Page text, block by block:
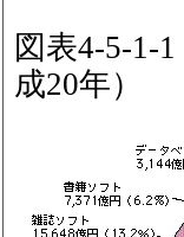
図表4-5-1-
成20年）